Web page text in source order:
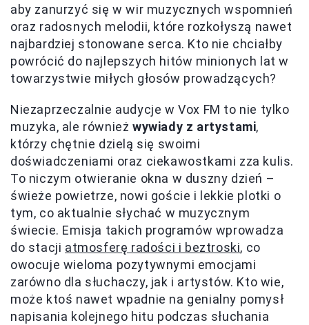
aby zanurzyć się w wir muzycznych wspomnień
oraz radosnych melodii, które rozkołyszą nawet
najbardziej stonowane serca. Kto nie chciałby
powrócić do najlepszych hitów minionych lat w
towarzystwie miłych głosów prowadzących?
Niezaprzeczalnie audycje w Vox FM to nie tylko
muzyka, ale równieżwywiady z artystami,
którzy chętnie dzielą się swoimi
doświadczeniami oraz ciekawostkami zza kulis.
To niczym otwieranie okna w duszny dzień –
świeże powietrze, nowi goście i lekkie plotki o
tym, co aktualnie słychać w muzycznym
świecie. Emisja takich programów wprowadza
do stacji atmosferę radości i beztroski, co
owocuje wieloma pozytywnymi emocjami
zarówno dla słuchaczy, jak i artystów. Kto wie,
może ktoś nawet wpadnie na genialny pomysł
napisania kolejnego hitu podczas słuchania